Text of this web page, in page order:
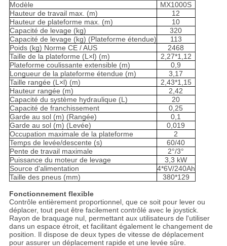
Modèle
MX1000S
Hauteur de travail max. (m)
12
Hauteur de plateforme max. (m)
10
Capacité de levage (kg)
320
Capacité de levage (kg) (Plateforme étendue)
113
Poids (kg) Norme CE / AUS
2468
Taille de la plateforme (L×l) (m)
2,27*1,12
Plateforme coulissante extensible (m)
0,9
Longueur de la plateforme étendue (m)
3,17
Taille rangée (L×l) (m)
2,43*1,15
Hauteur rangée (m)
2,42
Capacité du système hydraulique (L)
20
Capacité de franchissement
0,25
Garde au sol (m) (Rangée)
0,1
Garde au sol (m) (Levée)
0,019
Occupation maximale de la plateforme
2
Temps de levée/descente (s)
60/40
Pente de travail maximale
2°/3°
Puissance du moteur de levage
3,3 kW
Source d'alimentation
4*6V/240Ah
Taille des pneus (mm)
380*129
Fonctionnement flexible
Contrôle entièrement proportionnel, que ce soit pour lever ou
déplacer, tout peut être facilement contrôlé avec le joystick.
Rayon de braquage nul, permettant aux utilisateurs de l'utiliser
dans un espace étroit, et facilitant également le changement de
position. Il dispose de deux types de vitesse de déplacement
pour assurer un déplacement rapide et une levée sûre.